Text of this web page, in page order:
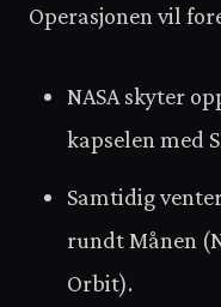
Operasjonen vil
NASA skyter
kapselen med
Samtidig
rundt Månen
Orbit).